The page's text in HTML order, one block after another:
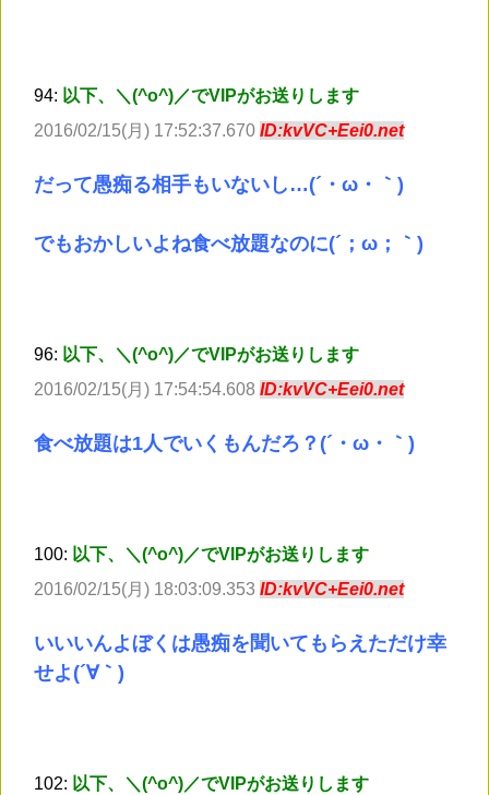
94: 以下、＼(^o^)／でVIPがお送りします
2016/02/15(月) 17:52:37.670 ID:kvVC+Eei0.net
だって愚痴る相手もいないし…(´・ω・｀)
でもおかしいよね食べ放題なのに(´；ω；｀)
96: 以下、＼(^o^)／でVIPがお送りします
2016/02/15(月) 17:54:54.608 ID:kvVC+Eei0.net
食べ放題は1人でいくもんだろ？(´・ω・｀)
100: 以下、＼(^o^)／でVIPがお送りします
2016/02/15(月) 18:03:09.353 ID:kvVC+Eei0.net
いいいんよぼくは愚痴を聞いてもらえただけ幸
せよ(´∀｀)
102: 以下、＼(^o^)／でVIPがお送りします